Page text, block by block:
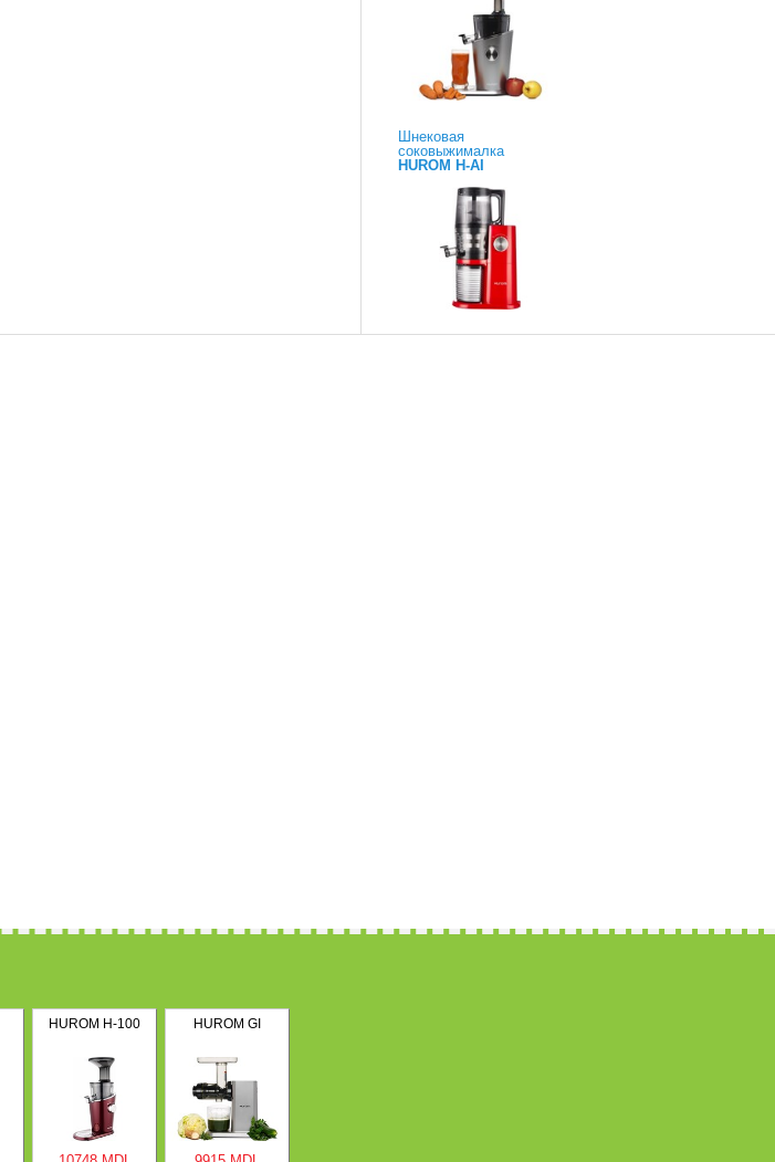
Шнековая
соковыжималка
HUROM H-AI
HUROM H-100 HUROM GI